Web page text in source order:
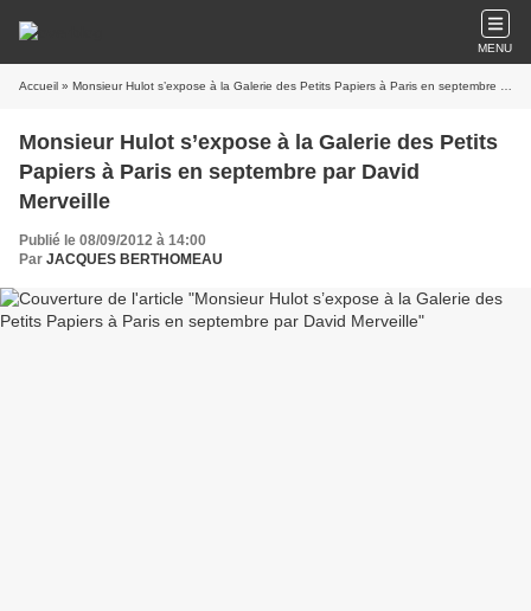
MENU
Accueil » Monsieur Hulot s’expose à la Galerie des Petits Papiers à Paris en septembre par David Merveille
Monsieur Hulot s’expose à la Galerie des Petits
Papiers à Paris en septembre par David
Merveille
Publié le 08/09/2012 à 14:00
Par JACQUES BERTHOMEAU